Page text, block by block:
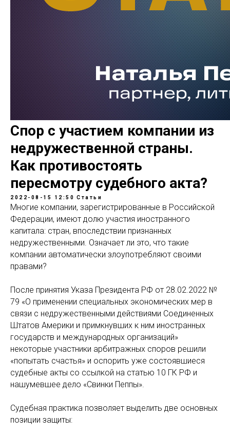
Спор с участием компании из
недружественной страны.
Как противостоять
пересмотру судебного акта?
2022-08-15 12:50 Статьи
Многие компании, зарегистрированные в Российской
Федерации, имеют долю участия иностранного
капитала: стран, впоследствии признанных
недружественными. Означает ли это, что такие
компании автоматически злоупотребляют своими
правами?
После принятия Указа Президента РФ от 28.02.2022 №
79 «О применении специальных экономических мер в
связи с недружественными действиями Соединенных
Штатов Америки и примкнувших к ним иностранных
государств и международных организаций»
некоторые участники арбитражных споров решили
«попытать счастья» и оспорить уже состоявшиеся
судебные акты со ссылкой на статью 10 ГК РФ и
нашумевшее дело «Свинки Пеппы».
Судебная практика позволяет выделить две основных
позиции защиты: